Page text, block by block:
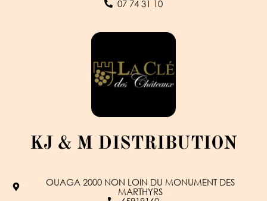
07 74 31 10
KJ & M DISTRIBUTION
OUAGA 2000 NON LOIN DU MONUMENT DES
MARTHYRS